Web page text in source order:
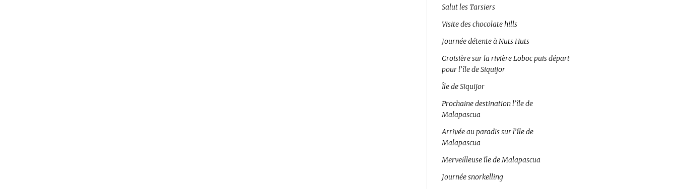
Salut les Tarsiers
Visite des chocolate hills
Journée détente à Nuts Huts
Croisière sur la rivière Loboc puis départ
pour l’île de Siquijor
Île de Siquijor
Prochaine destination l’île de
Malapascua
Arrivée au paradis sur l’île de
Malapascua
Merveilleuse île de Malapascua
Journée snorkelling